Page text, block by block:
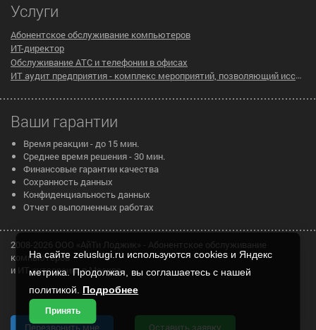
Услуги
Абонентское обслуживание компьютеров
ИТ-директор
Обслуживание АТС и телефонии в офисах
ИТ аудит предприятия - комплекс мероприятий, позволяющий исследовать существующую инфраструктуру компании на предмет эффективности ее работы
Ваши гарантии
Время реакции - до 15 мин.
Среднее время решения - 30 мин.
Финансовые гарантии качества
Сохранность данных
Конфиденциальность данных
Отчет о выполненных работах
2008-2026 ООО «АйТи Лоджик» - Абонентское обслуживание
компьютеров
и ИТ аутсорсинг в Москве
Перезвонить мне Оставить заявку
На сайте zeluslugi.ru используются cookies и Яндекс
метрика. Продолжая, вы соглашаетесь с нашей
политикой. Подробнее
Принять